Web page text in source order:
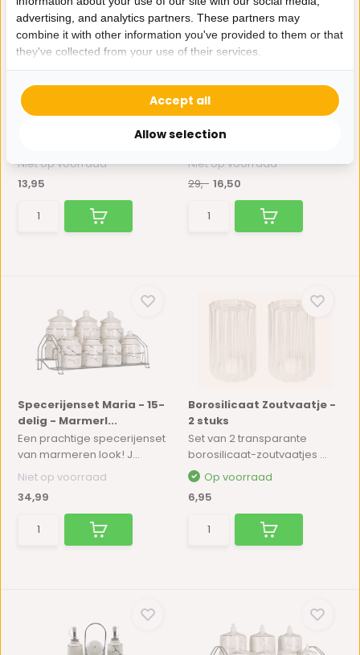
Borosilicaat Glas
Olie/Azijnfles 650 ML
olie/azijn toe te voegen a...
Niet op voorraad
13,95
azijn, peper en...
Een prachtige specerijenset
van marmeren look! J...
Niet op voorraad
29,- 16,50
Specerijenset Maria - 15-
delig - Marmerl...
Een prachtige specerijenset
van marmeren look! J...
Niet op voorraad
34,99
Borosilicaat Zoutvaatje -
2 stuks
Set van 2 transparante
borosilicaat-zoutvaatjes ...
Op voorraad
6,95
advertising, and analytics partners. These partners may
combine it with other information you've provided to them or that
they've collected from your use of their services.
Allow selection
Accept all